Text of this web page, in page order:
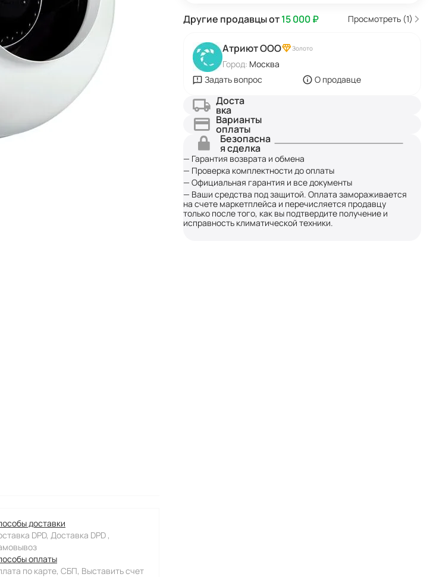
Другие продавцы от15 000₽ Просмотреть (1)
Атриют ООО Золото
Город: Москва
Задать вопрос
О продавце
Доста
вка
Варианты
оплаты
Безопасна
я сделка
— Гарантия возврата и обмена
— Проверка комплектности до оплаты
— Официальная гарантия и все документы
— Ваши средства под защитой. Оплата замораживается
на счете маркетплейса и перечисляется продавцу
только после того, как вы подтвердите получение и
исправность климатической техники.
доставки
DPD, Доставка DPD ,
оплаты
по карте, СБП, Выставить счет